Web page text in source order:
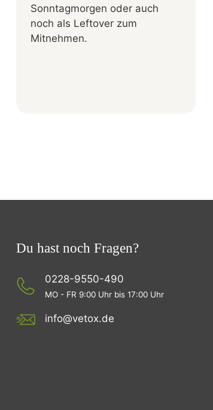
Sonntagmorgen oder auch
noch als Leftover zum
Mitnehmen.
Du hast noch Fragen?
0228-9550-490
MO - FR 9:00 Uhr bis 17:00 Uhr
info@vetox.de